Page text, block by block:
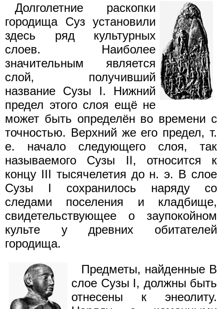
Долголетние раскопки
городища Суз установили
здесь ряд культурных
слоев. Наиболее
значительным является
слой, получивший
название Сузы I. Нижний
предел этого слоя ещё не
может быть определён во времени с
точностью. Верхний же его предел, т.
е. начало следующего слоя, так
называемого Сузы II, относится к
концу III тысячелетия до н. э. В слое
Сузы I сохранилось наряду со
следами поселения и кладбище,
свидетельствующее о заупокойном
культе у древних обитателей
городища.
Предметы, найденные В
слое Сузы I, должны быть
отнесены к энеолиту.